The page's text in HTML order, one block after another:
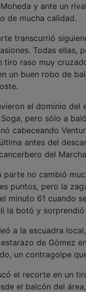
y ante un
de mucha calidad.
transcurrió
Todas ellas,
tiro raso muy
un buen robo de
el dominio del
pero sólo a
cabeceando
antes del
del
parte no cambió
puntos, pero la
minuto 61 cuando
la botó y
a la escuadra
de Gómez
un contragolpe
el recorte en un
el balcón del